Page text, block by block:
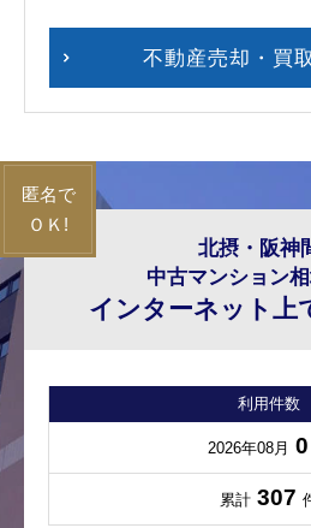
不動産売却・買
北摂・阪神
中古マンション
インターネット上
利用件数
2026年08月 0
累計 307